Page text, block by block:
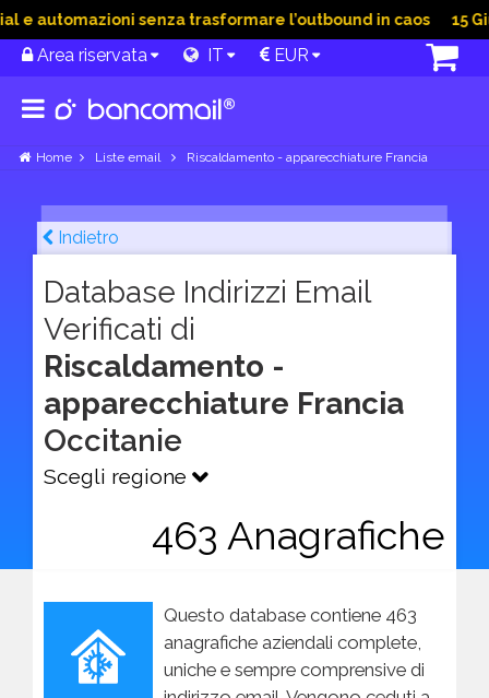
automazioni senza trasformare l’outbound in caos 15
Area riservata IT EUR
Home Liste email Riscaldamento - apparecchiature Francia
Indietro
Database Indirizzi Email
Verificati di
Riscaldamento -
apparecchiature Francia
Occitanie
Scegli regione
463 Anagrafiche
Questo database contiene 463
anagrafiche aziendali complete,
uniche e sempre comprensive di